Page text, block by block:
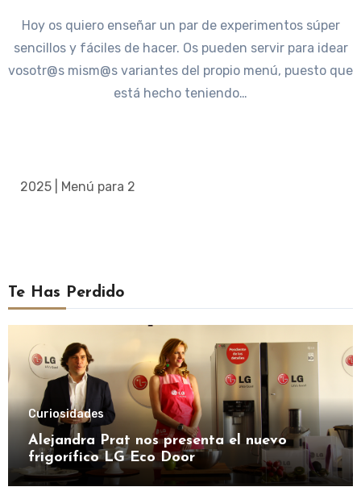
Hoy os quiero enseñar un par de experimentos súper
sencillos y fáciles de hacer. Os pueden servir para idear
vosotr@s mism@s variantes del propio menú, puesto que
está hecho teniendo…
2025 | Menú para 2
Te Has Perdido
Curiosidades
Alejandra Prat nos presenta el nuevo
frigorífico LG Eco Door